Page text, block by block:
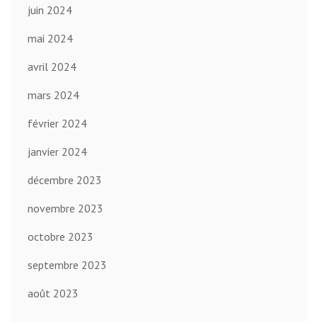
juin 2024
mai 2024
avril 2024
mars 2024
février 2024
janvier 2024
décembre 2023
novembre 2023
octobre 2023
septembre 2023
août 2023